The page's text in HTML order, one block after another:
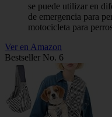
se puede utilizar en
de emergencia para
motocicleta para
Ver en Amazon
Bestseller No. 6